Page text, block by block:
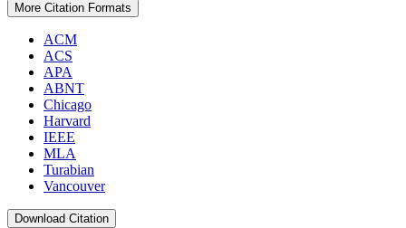
More Citation Formats
ACM
ACS
APA
ABNT
Chicago
Harvard
IEEE
MLA
Turabian
Vancouver
Download Citation